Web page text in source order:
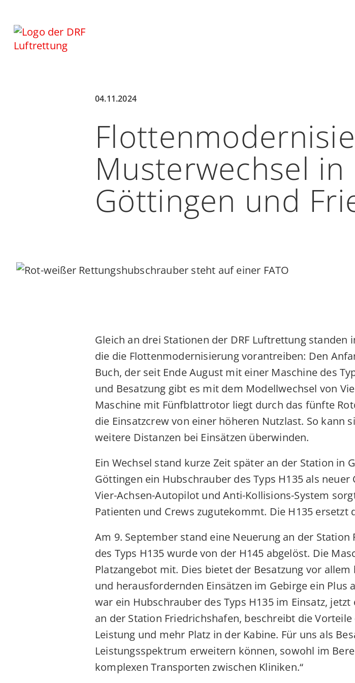
04.11.2024
Musterwechsel
Göttingen und
Gleich an drei Stationen der DRF Luftrettung
die die Flottenmodernisierung vorantreiben: Den
Buch, der seit Ende August mit einer Maschine des
und Besatzung gibt es mit dem Modellwechsel von
Maschine mit Fünfblattrotor liegt durch das fünfte
die Einsatzcrew von einer höheren Nutzlast. So
weitere Distanzen bei Einsätzen überwinden.
Ein Wechsel stand kurze Zeit später an der Station
Göttingen ein Hubschrauber des Typs H135 als
Vier-Achsen-Autopilot und Anti-Kollisions-System
Patienten und Crews zugutekommt. Die H135 ersetzt
Am 9. September stand eine Neuerung an der
des Typs H135 wurde von der H145 abgelöst. Die
Platzangebot mit. Dies bietet der Besatzung vor
und herausfordernden Einsätzen im Gebirge ein Plus
war ein Hubschrauber des Typs H135 im Einsatz,
an der Station Friedrichshafen, beschreibt die
Leistung und mehr Platz in der Kabine. Für uns als
Leistungsspektrum erweitern können, sowohl im
komplexen Transporten zwischen Kliniken.“